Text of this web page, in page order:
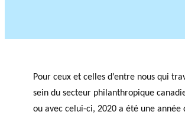
Pour ceux et celles d’entre nous qui
sein du secteur philanthropique
ou avec celui-ci, 2020 a été une année